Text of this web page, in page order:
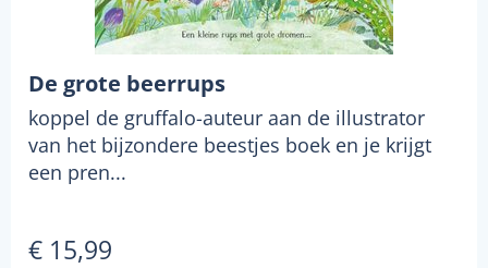
De grote beerrups
koppel de gruffalo-auteur aan de illustrator
van het bijzondere beestjes boek en je krijgt
een pren...
€ 15,99